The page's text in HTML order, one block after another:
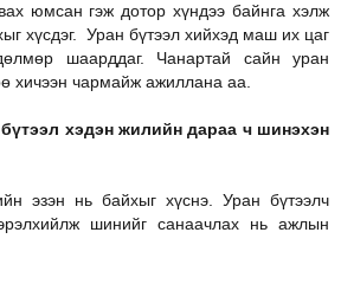
юмсан гэж дотор хүндээ байнга хэлж
хүсдэг. Уран бүтээл хийхэд маш их цаг
шаарддаг. Чанартай сайн уран
хичээн чармайж ажиллана аа.
хэдэн жилийн дараа ч шинэхэн
эзэн нь байхыг хүснэ. Уран бүтээлч
шинийг санаачлах нь ажлын